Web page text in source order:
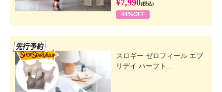
¥7,990(税込)
44%OFF
スロギー ゼロフィール エブ
リデイ ハーフト...